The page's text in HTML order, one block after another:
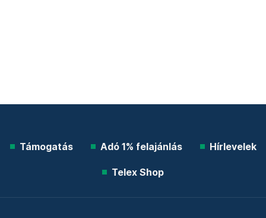
Támogatás Adó 1% felajánlás Hírlevelek
Telex Shop